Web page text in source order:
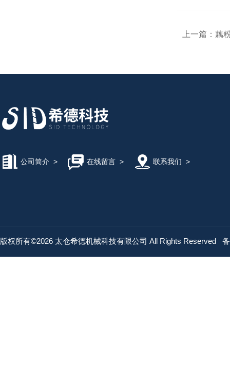
上一篇： 藕
公司简介 > 在线留言> 联系我们 >
版权所有©2026 太仓希德机械科技有限公司 All Rights Reserved